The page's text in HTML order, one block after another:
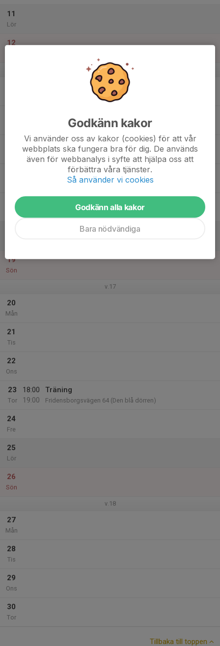
11
Lör
12
v.16
Träning
Fridensborgsvägen 64 (Den blå dörren)
17
Fre
19
Sön
v.17
20
Mån
21
Tis
22
Ons
23
Tor
18:00
19:00
Träning
Fridensborgsvägen 64 (Den blå dörren)
24
Fre
25
Lör
26
Sön
v.18
27
Mån
28
Tis
29
Ons
30
Tor
Tillbaka till toppen
Godkänn kakor
Vi använder oss av kakor (cookies) för att vår
webbplats ska fungera bra för dig. De används
även för webbanalys i syfte att hjälpa oss att
förbättra våra tjänster.
Så använder vi cookies
Godkänn alla kakor
Bara nödvändiga